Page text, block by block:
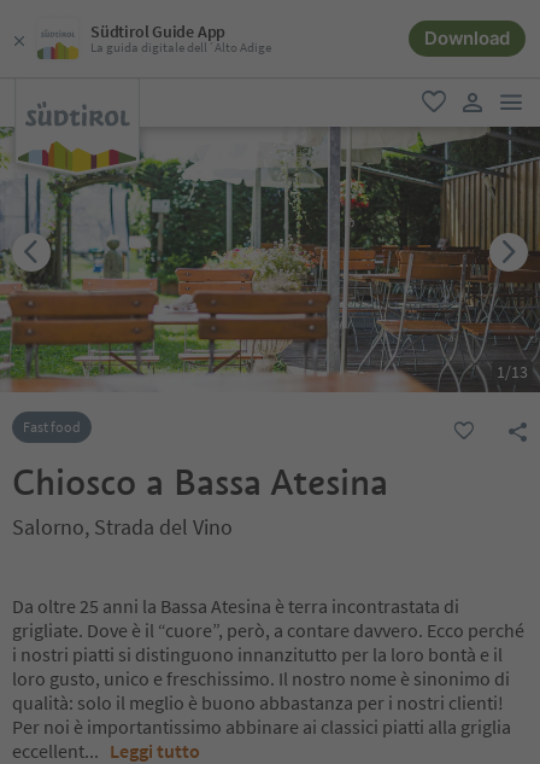
Südtirol Guide App
La guida digitale dell´Alto Adige Download
favoriti
user link
1/13
Fast food
Chiosco a Bassa Atesina
Salorno, Strada del Vino
Da oltre 25 anni la Bassa Atesina è terra incontrastata di
grigliate. Dove è il “cuore”, però, a contare davvero. Ecco perché
i nostri piatti si distinguono innanzitutto per la loro bontà e il
loro gusto, unico e freschissimo. Il nostro nome è sinonimo di
qualità: solo il meglio è buono abbastanza per i nostri clienti!
Per noi è importantissimo abbinare ai classici piatti alla griglia
eccellent... Leggi tutto